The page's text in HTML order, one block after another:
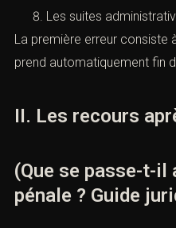
Les restitutions
Les suites
La première erreur consiste
jugement.
II. Les recours